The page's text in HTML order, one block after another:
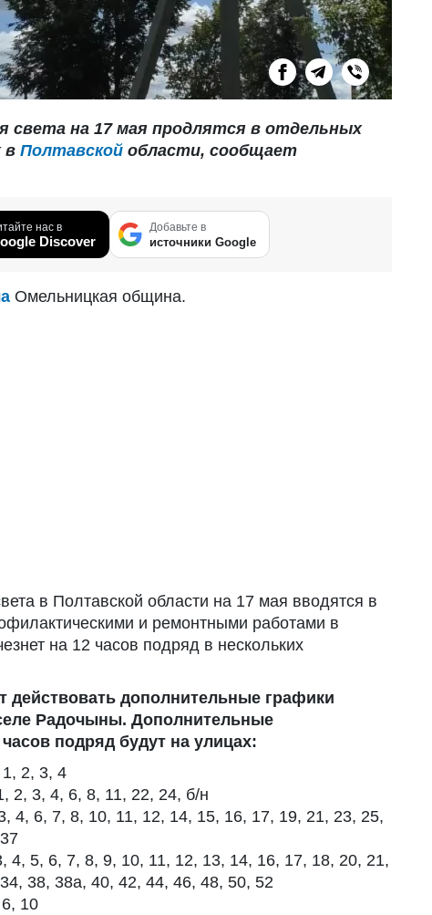
света на 17 мая продлятся в отдельных
в Полтавской области, сообщает
нас в
Discover
Добавьте в
источники Google
Омельницкая община.
в Полтавской области на 17 мая вводятся в
и ремонтными работами в
на 12 часов подряд в нескольких
действовать дополнительные графики
Радочыны. Дополнительные
подряд будут на улицах:
2, 3, 4
2, 3, 4, 6, 8, 11, 22, 24, б/н
6, 7, 8, 10, 11, 12, 14, 15, 16, 17, 19, 21, 23, 25,
5, 6, 7, 8, 9, 10, 11, 12, 13, 14, 16, 17, 18, 20, 21,
38, 38а, 40, 42, 44, 46, 48, 50, 52
10